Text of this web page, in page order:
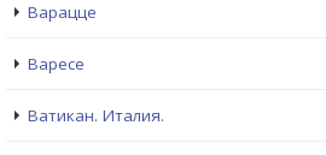
Варацце
Варесе
Ватикан. Италия.